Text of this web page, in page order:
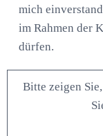
mich
im Rahmen der
dürfen.
Bitte zeigen